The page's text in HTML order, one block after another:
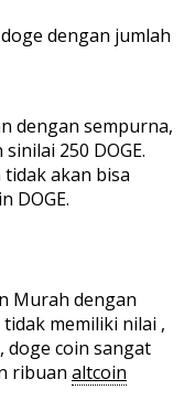
dengan jumlah
dengan sempurna,
250 DOGE.
tidak akan bisa
DOGE.
Murah dengan
tidak memiliki nilai ,
doge coin sangat
ribuan altcoin